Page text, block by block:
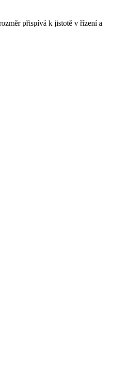
přispívá k jistotě v řízení a